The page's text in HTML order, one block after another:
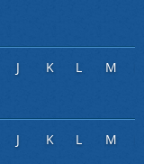
J K L M
J K L M